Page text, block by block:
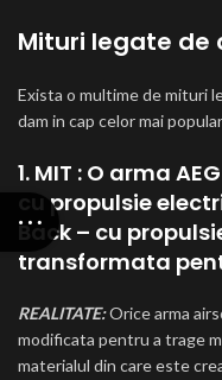
Mituri legate de
Exista o multime de mituri
dam in cap celor mai
1. MIT : O arma
cu propulsie
Back – cu
transformata
REALITATE:Orice arma
modificata pentru a trage
materialul din care este